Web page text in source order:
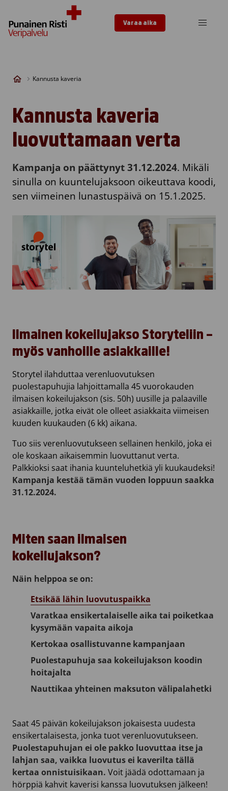
Varaa aika
Kannusta kaveria
Kannusta kaveria
luovuttamaan verta
Kampanja on päättynyt 31.12.2024. Mikäli
sinulla on kuuntelujaksoon oikeuttava koodi,
sen viimeinen lunastuspäivä on 15.1.2025.
Ilmainen kokeilujakso Storyteliin –
myös vanhoille asiakkaille!
Storytel ilahduttaa verenluovutuksen
puolestapuhujia lahjoittamalla 45 vuorokauden
ilmaisen kokeilujakson (sis. 50h) uusille ja palaaville
asiakkaille, jotka eivät ole olleet asiakkaita viimeisen
kuuden kuukauden (6 kk) aikana.
Tuo siis verenluovutukseen sellainen henkilö, joka ei
ole koskaan aikaisemmin luovuttanut verta.
Palkkioksi saat ihania kuunteluhetkiä yli kuukaudeksi!
Kampanja kestää tämän vuoden loppuun saakka
31.12.2024.
Miten saan ilmaisen
kokeilujakson?
Näin helppoa se on:
Etsikää lähin luovutuspaikka
Varatkaa ensikertalaiselle aika tai poiketkaa
kysymään vapaita aikoja
Kertokaa osallistuvanne kampanjaan
Puolestapuhuja saa kokeilujakson koodin
hoitajalta
Nauttikaa yhteinen maksuton välipalahetki
Saat 45 päivän kokeilujakson jokaisesta uudesta
ensikertalaisesta, jonka tuot verenluovutukseen.
Puolestapuhujan ei ole pakko luovuttaa itse ja
lahjan saa, vaikka luovutus ei kaverilta tällä
kertaa onnistuisikaan. Voit jäädä odottamaan ja
hörppiä kahvit kaverisi kanssa luovutuksen jälkeen!